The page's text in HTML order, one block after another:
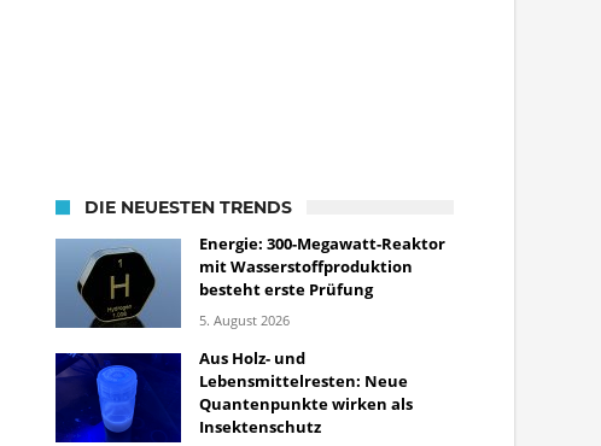
DIE NEUESTEN TRENDS
Energie: 300-Megawatt-Reaktor
mit Wasserstoffproduktion
besteht erste Prüfung
5. August 2026
Aus Holz- und
Lebensmittelresten: Neue
Quantenpunkte wirken als
Insektenschutz